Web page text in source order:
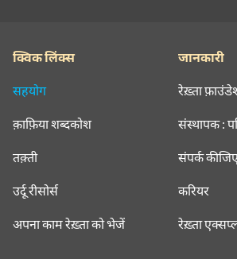
क्विक लिंक्स
सहयोग
क़ाफ़िया शब्दकोश
तक़्ती
उर्दू रीसोर्स
अपना काम रेख़्ता को भेजें
जानकारी
रेख़्ता
संस्थापक :
संपर्क
करियर
रेख़्ता